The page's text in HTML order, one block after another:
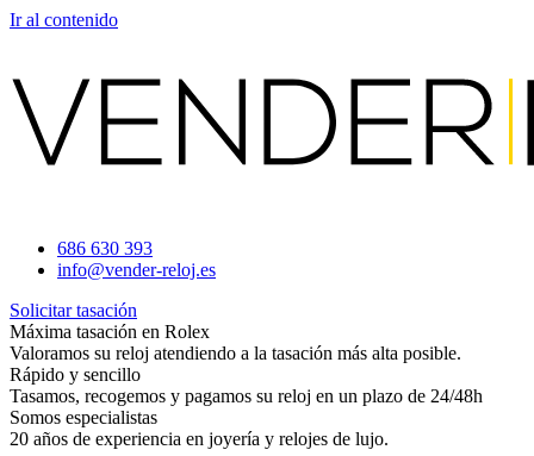
Ir al contenido
686 630 393
info@vender-reloj.es
Solicitar tasación
Máxima tasación en Rolex
Valoramos su reloj atendiendo a la tasación más alta posible.
Rápido y sencillo
Tasamos, recogemos y pagamos su reloj en un plazo de 24/48h
Somos especialistas
20 años de experiencia en joyería y relojes de lujo.